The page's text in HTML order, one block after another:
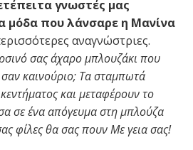
γνωστές μας
μόδα που λάνσαρε η Μανίνα
αναγνώστριες.
σας άχαρο μπλουζάκι που
καινούριο; Τα σταμπωτά
και μεταφέρουν το
σε ένα απόγευμα στη μπλούζα
φίλες θα σας πουν Με γεια σας!